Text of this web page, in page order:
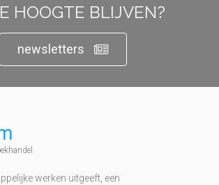
HOOGTE BLIJVEN?
newsletters
werken uitgeeft, een